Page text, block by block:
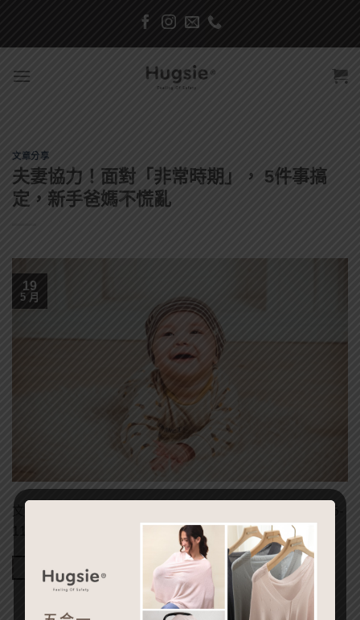
content
文章分享
夫妻協力！面對「非常時期」， 5件事搞
定，新手爸媽不慌亂
19
5 月
文章出處：嬰兒與母親 作者： 江睿毓 發表日期：2023-05-
11 因為沒有事先準備，突然面臨時就會慌亂！下 […]
Continue reading